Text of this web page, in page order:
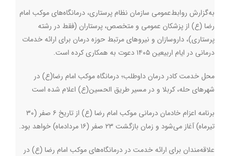
به‌گزارش روابط‌عمومی سازمان نظام پرستاری،‌ درمانگاه‌های موکب امام
رضا (ع) از پزشکان عمومی و متخصص، پرستاران (فقط در رشته
پرستاری)، داروسازان و نیروهای مرتبط حوزه درمان برای ارائه خدمات
درمانی در ایام اربیعین ۱۴۰۵ دعوت به همکاری کرده است
.
محل خدمت کادر درمان داوطلب؛ درمانگاه موکب امام رضا(ع) در
شهرهای حله، کربلا و در مسیر طریق الحسین(ع) اعلام شده است
برنامه اعزام خادمان درمانی موکب امام رضا (ع) از تاریخ ۶ صفر (۳۰
تیرماه) آغاز می‌شود و زمان بازگشت ۲۳ صفر (۱۶ مردادماه) خواهد بود
.
علاقه‌مندان برای ارائه خدمت در درمانگاه‌های موکب امام رضا (ع) در